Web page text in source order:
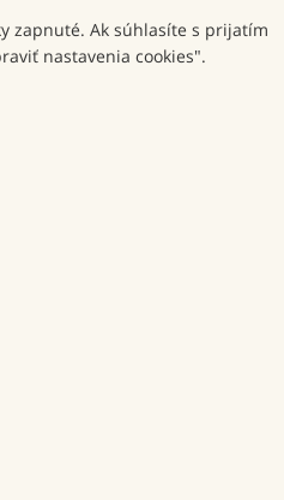
zapnuté. Ak súhlasíte s prijatím
nastavenia cookies".